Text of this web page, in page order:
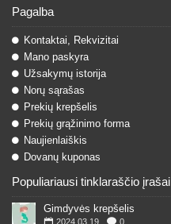
Pagalba
Kontaktai, Rekvizitai
Mano paskyra
Užsakymų istorija
Norų sąrašas
Prekių krepšelis
Prekių grąžinimo forma
Naujienlaiškis
Dovanų kuponas
Populiariausi tinklaraščio įrašai
Gimdyvės krepšelis
2024.03.19 0